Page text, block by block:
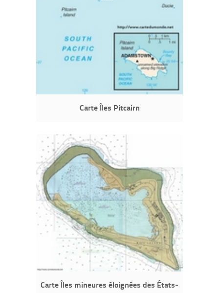
Carte Îles Pitcairn
Carte Îles mineures éloignées des États-